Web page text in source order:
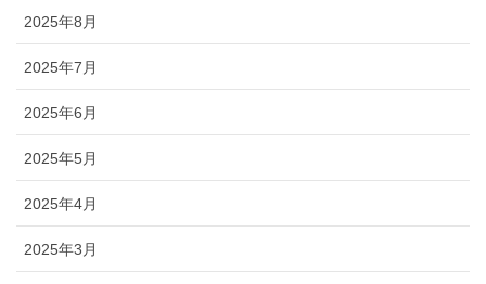
2025年8月
2025年7月
2025年6月
2025年5月
2025年4月
2025年3月